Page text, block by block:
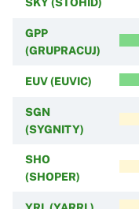
GPP
(GRUPRACUJ)
EUV (EUVIC)
SGN
(SYGNITY)
SHO
(SHOPER)